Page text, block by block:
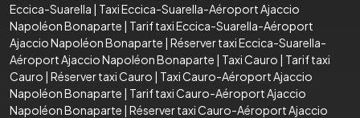
Eccica-Suarella | Taxi Eccica-Suarella-Aéroport Ajaccio
Napoléon Bonaparte | Tarif taxi Eccica-Suarella-Aéroport
Ajaccio Napoléon Bonaparte | Réserver taxi Eccica-Suarella-
Aéroport Ajaccio Napoléon Bonaparte | Taxi Cauro | Tarif taxi
Cauro | Réserver taxi Cauro | Taxi Cauro-Aéroport Ajaccio
Napoléon Bonaparte | Tarif taxi Cauro-Aéroport Ajaccio
Napoléon Bonaparte | Réserver taxi Cauro-Aéroport Ajaccio